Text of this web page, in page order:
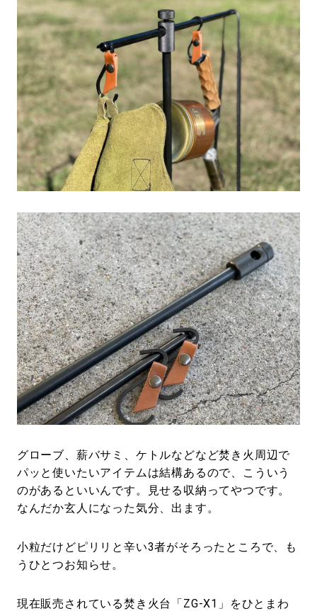
グローブ、薪バサミ、ケトルなどなど焚き火周辺で
パッと使いたいアイテムは結構あるので、こういう
のがあるといいんです。見せる収納ってやつです。
なんだか玄人になった気分、出ます。
小粒だけどピリリと辛い3者がそろったところで、も
うひとつお知らせ。
現在販売されている焚き火台「ZG-X1」をひとまわ